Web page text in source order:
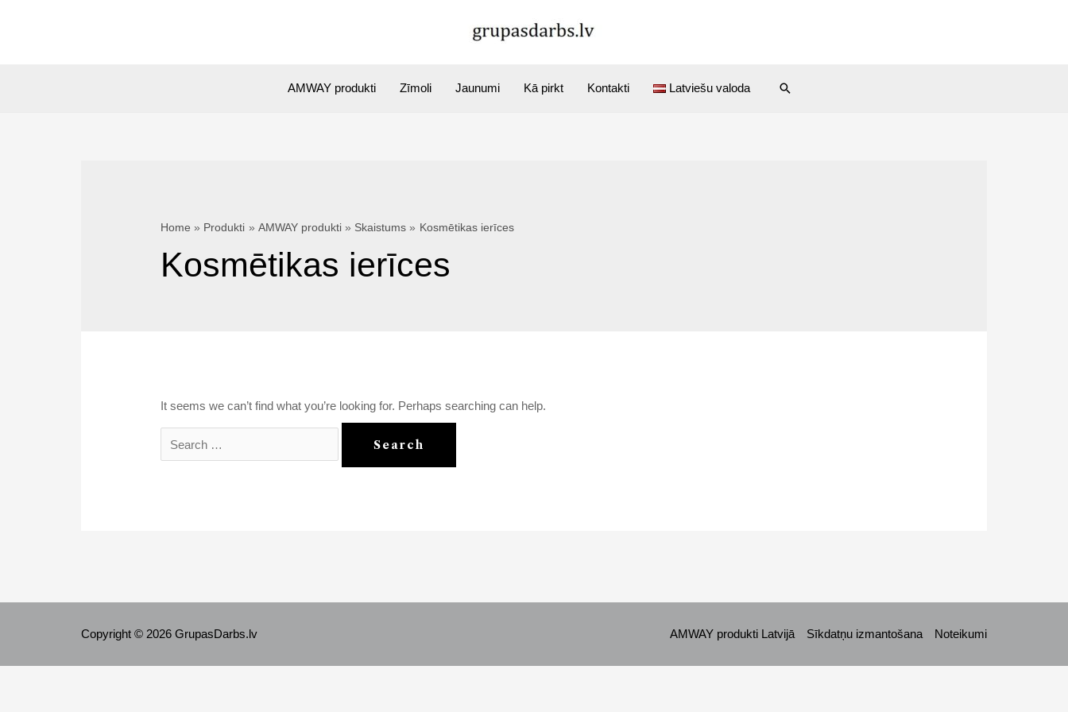
AMWAY produkti Zīmoli Jaunumi Kā pirkt Kontakti Latviešu valoda Search
Home Produkti AMWAY produkti Skaistums Kosmētikas ierīces
Kosmētikas ierīces
It seems we can’t find what you’re looking for. Perhaps searching can help.
Search
Copyright © 2026 GrupasDarbs.lv AMWAY produkti Latvijā Sīkdatņu izmantošana Noteikumi